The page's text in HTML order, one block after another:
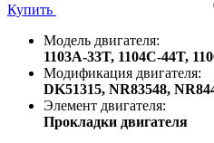
Купить
Модель двигателя:
1103A-33T, 1104C-44T,
Модификация двигателя:
DK51315, NR83548,
Элемент двигателя:
Прокладки двигателя